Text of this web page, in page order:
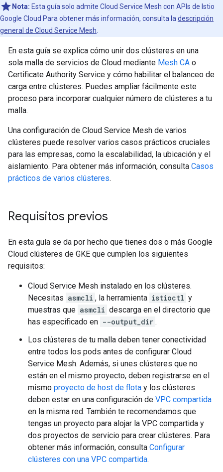
Nota: Esta guía solo admite Cloud Service Mesh con APIs de Istio
Google Cloud Para obtener más información, consulta la descripción
general de Cloud Service Mesh
En esta guía se explica cómo unir dos clústeres en una
sola malla de servicios de Cloud mediante Mesh CA o
Certificate Authority Service y cómo habilitar el balanceo de
carga entre clústeres. Puedes ampliar fácilmente este
proceso para incorporar cualquier número de clústeres a tu
malla.
Una configuración de Cloud Service Mesh de varios
clústeres puede resolver varios casos prácticos cruciales
para las empresas, como la escalabilidad, la ubicación y el
aislamiento. Para obtener más información, consulta Casos
prácticos de varios clústeres.
Requisitos previos
En esta guía se da por hecho que tienes dos o más Google
Cloud clústeres de GKE que cumplen los siguientes
requisitos:
Cloud Service Mesh instalado en los clústeres.
Necesitas asmcli , la herramienta istioctl y
muestras que asmcli descarga en el directorio que
has especificado en --output_dir .
Los clústeres de tu malla deben tener conectividad
entre todos los pods antes de configurar Cloud
Service Mesh. Además, si unes clústeres que no
están en el mismo proyecto, deben registrarse en el
mismo proyecto de host de flota y los clústeres
deben estar en una configuración de VPC compartida
en la misma red. También te recomendamos que
tengas un proyecto para alojar la VPC compartida y
dos proyectos de servicio para crear clústeres. Para
obtener más información, consulta Configurar
clústeres con una VPC compartida.